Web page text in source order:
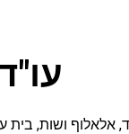
, אלאלוף ושות, בית